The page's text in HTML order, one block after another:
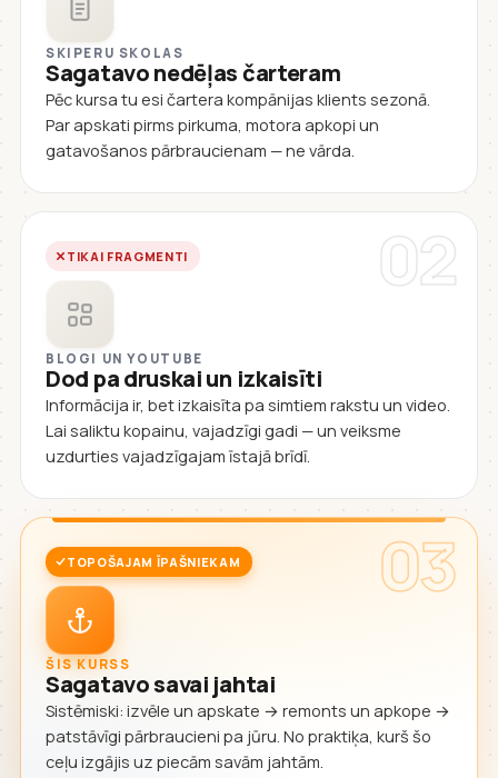
SKIPERU SKOLAS
Sagatavo nedēļas čarteram
Pēc kursa tu esi čartera kompānijas klients sezonā.
Par apskati pirms pirkuma, motora apkopi un
gatavošanos pārbraucienam — ne vārda.
02
TIKAI FRAGMENTI
BLOGI UN YOUTUBE
Dod pa druskai un izkaisīti
Informācija ir, bet izkaisīta pa simtiem rakstu un video.
Lai saliktu kopainu, vajadzīgi gadi — un veiksme
uzdurties vajadzīgajam īstajā brīdī.
03
TOPOŠAJAM ĪPAŠNIEKAM
ŠIS KURSS
Sagatavo savai jahtai
Sistēmiski: izvēle un apskate → remonts un apkope →
patstāvīgi pārbraucieni pa jūru. No praktiķa, kurš šo
ceļu izgājis uz piecām savām jahtām.